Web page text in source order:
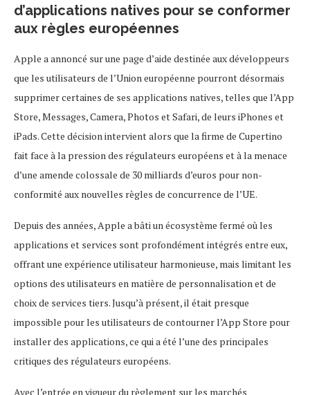
d’applications natives pour se conformer
aux règles européennes
Apple a annoncé sur une page d’aide destinée aux développeurs
que les utilisateurs de l’Union européenne pourront désormais
supprimer certaines de ses applications natives, telles que l’App
Store, Messages, Camera, Photos et Safari, de leurs iPhones et
iPads. Cette décision intervient alors que la firme de Cupertino
fait face à la pression des régulateurs européens et à la menace
d’une amende colossale de 30 milliards d’euros pour non-
conformité aux nouvelles règles de concurrence de l’UE.
Depuis des années, Apple a bâti un écosystème fermé où les
applications et services sont profondément intégrés entre eux,
offrant une expérience utilisateur harmonieuse, mais limitant les
options des utilisateurs en matière de personnalisation et de
choix de services tiers. Jusqu’à présent, il était presque
impossible pour les utilisateurs de contourner l’App Store pour
installer des applications, ce qui a été l’une des principales
critiques des régulateurs européens.
Avec l’entrée en vigueur du règlement sur les marchés